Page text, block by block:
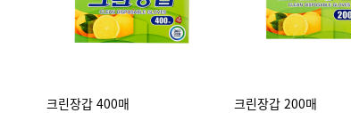
크린장갑 400매 크린장갑 200매